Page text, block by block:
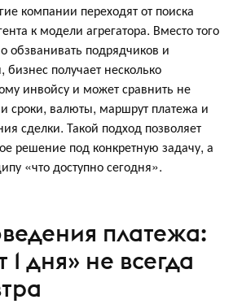
компании переходят от поиска
к модели агрегатора. Вместо того
обзванивать подрядчиков и
бизнес получает несколько
инвойсу и может сравнить не
сроки, валюты, маршрут платежа и
сделки. Такой подход позволяет
решение под конкретную задачу, а
«что доступно сегодня».
платежа:
1 дня» не всегда